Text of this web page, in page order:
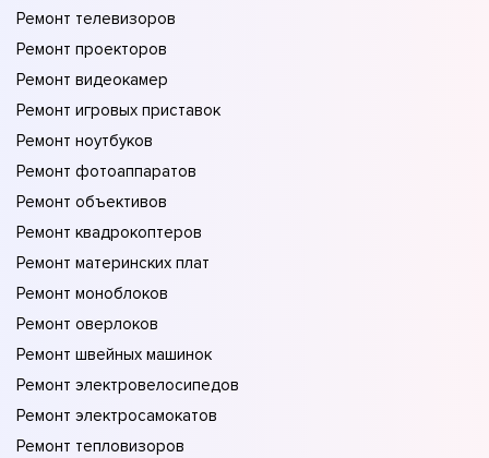
Ремонт телевизоров
Ремонт проекторов
Ремонт видеокамер
Ремонт игровых приставок
Ремонт ноутбуков
Ремонт фотоаппаратов
Ремонт объективов
Ремонт квадрокоптеров
Ремонт материнских плат
Ремонт моноблоков
Ремонт оверлоков
Ремонт швейных машинок
Ремонт электровелосипедов
Ремонт электросамокатов
Ремонт тепловизоров